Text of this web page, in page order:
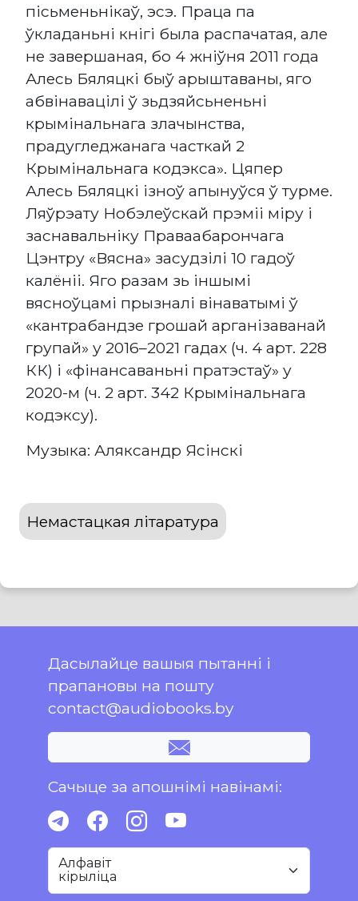
пісьменьнікаў, эсэ. Праца па
ўкладаньні кнігі была распачатая, але
не завершаная, бо 4 жніўня 2011 года
Алесь Бяляцкі быў арыштаваны, яго
абвінавацілі ў зьдзяйсьненьні
крымінальнага злачынства,
прадугледжанага часткай 2
Крымінальнага кодэкса». Цяпер
Алесь Бяляцкі ізноў апынуўся ў турме.
Ляўрэату Нобэлеўскай прэміі міру і
заснавальніку Праваабарончага
Цэнтру «Вясна» засудзілі 10 гадоў
калёніі. Яго разам зь іншымі
вясноўцамі прызналі вінаватымі ў
«кантрабандзе грошай арганізаванай
групай» у 2016–2021 гадах (ч. 4 арт. 228
КК) і «фінансаваньні пратэстаў» у
2020-м (ч. 2 арт. 342 Крымінальнага
кодэксу).
Музыка: Аляксандр Ясінскі
Немастацкая літаратура
Дасылайце вашыя пытанні і
прапановы на пошту
contact@audiobooks.by
Сачыце за апошнімі навінамі:
Алфавіт